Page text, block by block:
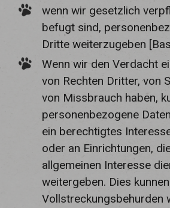
wenn wir gesetzlich
befugt sind,
Dritte weiterzugeben
Wenn wir den Verdacht
von Rechten Dritter, von
von Missbrauch haben,
personenbezogene
ein berechtigtes
oder an Einrichtungen,
allgemeinen Interesse
weitergeben. Dies
Vollstreckungsbehurden